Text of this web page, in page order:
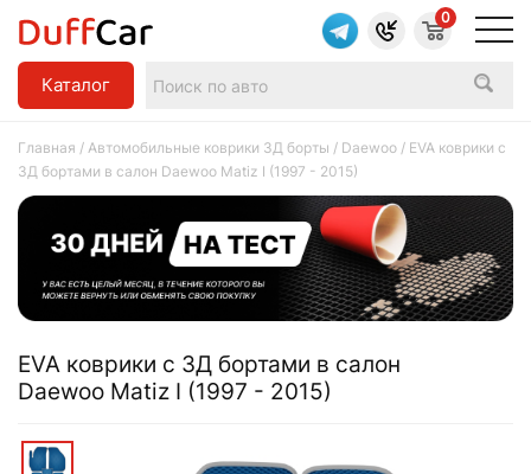
Каталог
0
Главная / Автомобильные коврики 3Д борты / Daewoo / EVA коврики c
3Д бортами в салон Daewoo Matiz I (1997 - 2015)
EVA коврики c 3Д бортами в салон
Daewoo Matiz I (1997 - 2015)